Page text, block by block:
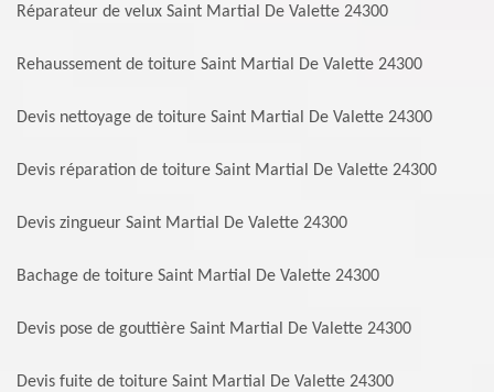
Réparateur de velux Saint Martial De Valette 24300
Rehaussement de toiture Saint Martial De Valette 24300
Devis nettoyage de toiture Saint Martial De Valette 24300
Devis réparation de toiture Saint Martial De Valette 24300
Devis zingueur Saint Martial De Valette 24300
Bachage de toiture Saint Martial De Valette 24300
Devis pose de gouttière Saint Martial De Valette 24300
Devis fuite de toiture Saint Martial De Valette 24300